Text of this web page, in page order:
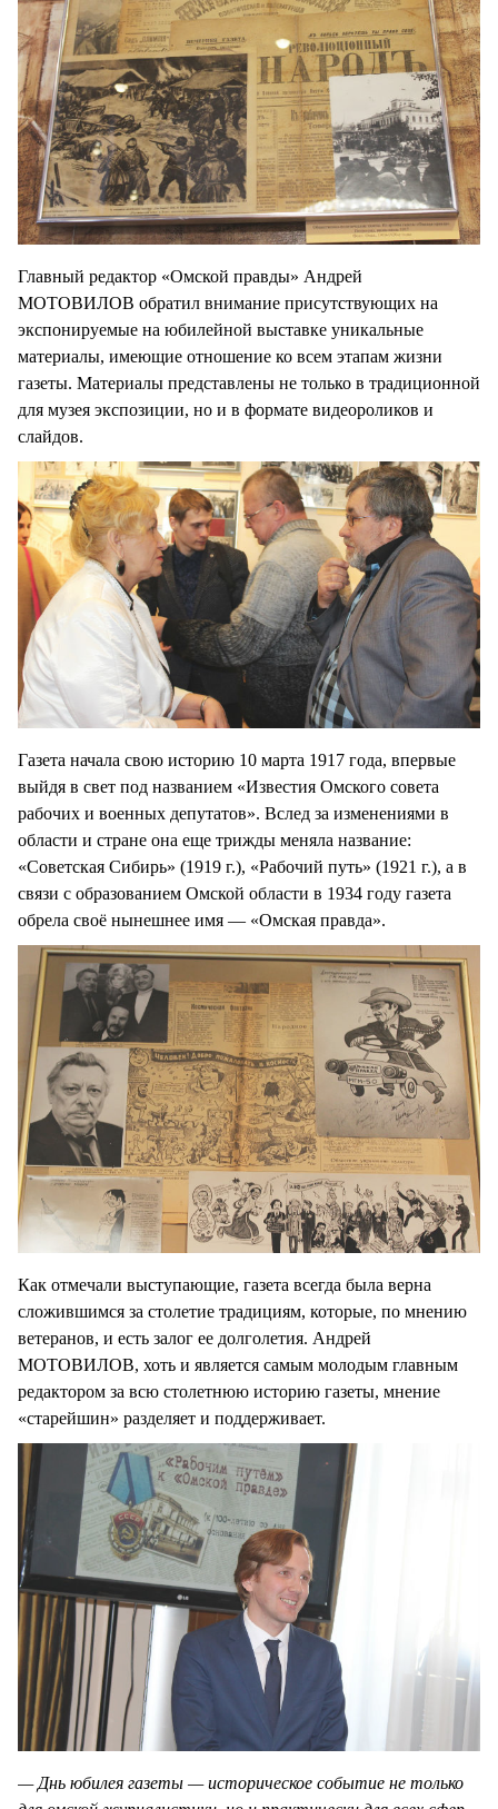
Главный редактор «Омской правды» Андрей
МОТОВИЛОВ обратил внимание присутствующих на
экспонируемые на юбилейной выставке уникальные
материалы, имеющие отношение ко всем этапам жизни
газеты. Материалы представлены не только в традиционной
для музея экспозиции, но и в формате видеороликов и
слайдов.
Газета начала свою историю 10 марта 1917 года, впервые
выйдя в свет под названием «Известия Омского совета
рабочих и военных депутатов». Вслед за изменениями в
области и стране она еще трижды меняла название:
«Советская Сибирь» (1919 г.), «Рабочий путь» (1921 г.), а в
связи с образованием Омской области в 1934 году газета
обрела своё нынешнее имя — «Омская правда».
Как отмечали выступающие, газета всегда была верна
сложившимся за столетие традициям, которые, по мнению
ветеранов, и есть залог ее долголетия. Андрей
МОТОВИЛОВ, хоть и является самым молодым главным
редактором за всю столетнюю историю газеты, мнение
«старейшин» разделяет и поддерживает.
— Днь юбилея газеты — историческое событие не только